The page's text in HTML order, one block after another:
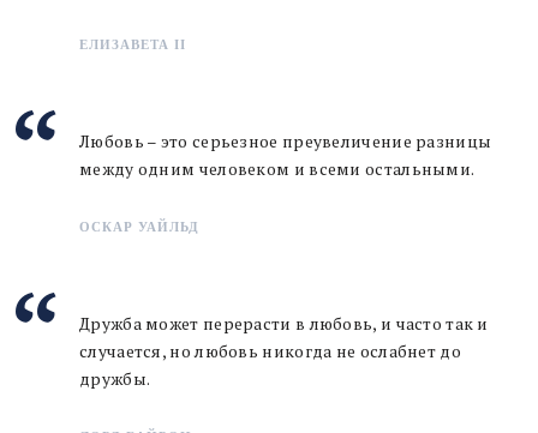
ЕЛИЗАВЕТА II
Любовь – это серьезное преувеличение разницы
между одним человеком и всеми остальными.
ОСКАР УАЙЛЬД
Дружба может перерасти в любовь, и часто так и
случается, но любовь никогда не ослабнет до
дружбы.